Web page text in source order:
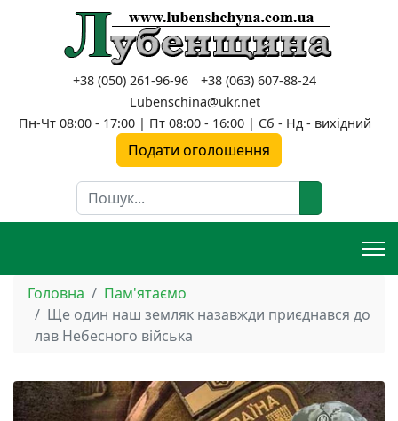
+38 (050) 261-96-96
+38 (063) 607-88-24
Lubenschina@ukr.net
Пн-Чт 08:00 - 17:00 | Пт 08:00 - 16:00 | Сб - Нд - вихідний
Подати оголошення
Пошук
Головна
Пам'ятаємо
Ще один наш земляк назавжди приєднався до
лав Небесного війська